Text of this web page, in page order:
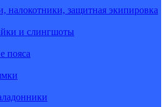
налокотники, защитная экипировка
и слингшоты
пояса